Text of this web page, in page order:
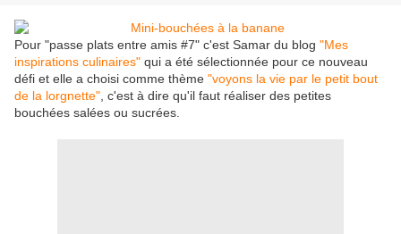
Pour "passe plats entre amis #7" c'est Samar du blog "Mes
inspirations culinaires" qui a été sélectionnée pour ce nouveau
défi et elle a choisi comme thème "voyons la vie par le petit bout
de la lorgnette" , c'est à dire qu'il faut réaliser des petites
bouchées salées ou sucrées.